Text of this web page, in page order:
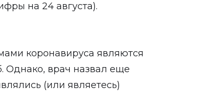
на 24 августа).
коронавируса являются
Однако, врач назвал еще
(или являетесь)